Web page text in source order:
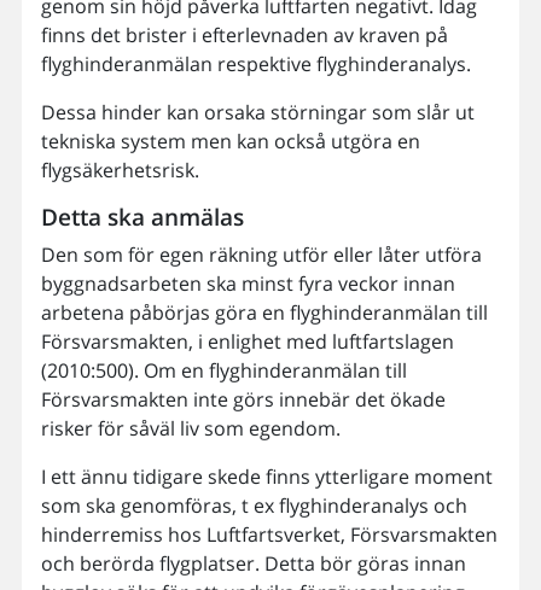
genom sin höjd påverka luftfarten negativt. Idag
finns det brister i efterlevnaden av kraven på
flyghinderanmälan respektive flyghinderanalys.
Dessa hinder kan orsaka störningar som slår ut
tekniska system men kan också utgöra en
flygsäkerhetsrisk.
Detta ska anmälas
Den som för egen räkning utför eller låter utföra
byggnadsarbeten ska minst fyra veckor innan
arbetena påbörjas göra en flyghinderanmälan till
Försvarsmakten, i enlighet med luftfartslagen
(2010:500). Om en flyghinderanmälan till
Försvarsmakten inte görs innebär det ökade
risker för såväl liv som egendom.
I ett ännu tidigare skede finns ytterligare moment
som ska genomföras, t ex flyghinderanalys och
hinderremiss hos Luftfartsverket, Försvarsmakten
och berörda flygplatser. Detta bör göras innan